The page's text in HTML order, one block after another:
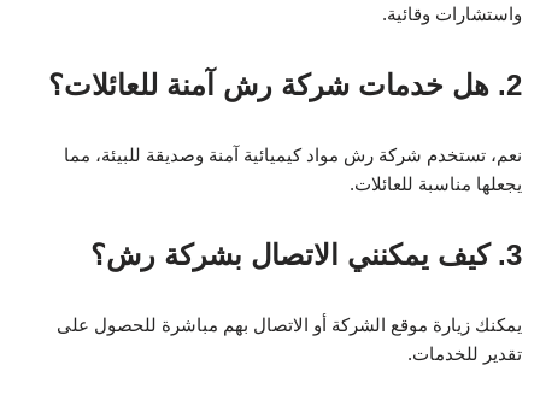
واستشارات وقائية.
2. هل خدمات شركة رش آمنة للعائلات؟
نعم، تستخدم شركة رش مواد كيميائية آمنة وصديقة للبيئة، مما
يجعلها مناسبة للعائلات.
3. كيف يمكنني الاتصال بشركة رش؟
يمكنك زيارة موقع الشركة أو الاتصال بهم مباشرة للحصول على
تقدير للخدمات.